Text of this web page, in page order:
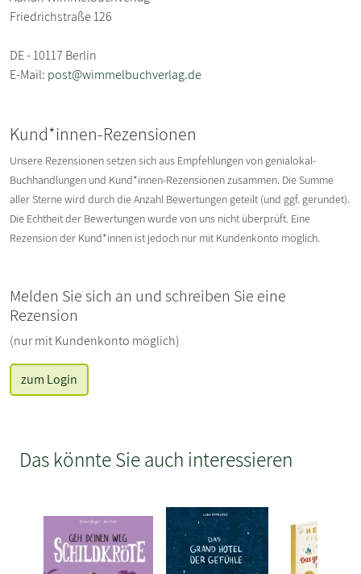
Friedrichstraße 126
DE - 10117 Berlin
E-Mail: post@wimmelbuchverlag.de
Kund*innen-Rezensionen
Unsere Rezensionen setzen sich aus Empfehlungen von genialokal-
Buchhandlungen und Kund*innen-Rezensionen zusammen. Die Summe
aller Sterne wird durch die Anzahl Bewertungen geteilt (und ggf. gerundet).
Die Echtheit der Bewertungen wurde von uns nicht überprüft. Eine
Rezension der Kund*innen ist jedoch nur mit Kundenkonto möglich.
Melden Sie sich an und schreiben Sie eine
Rezension
(nur mit Kundenkonto möglich)
zum Login
Das könnte Sie auch interessieren